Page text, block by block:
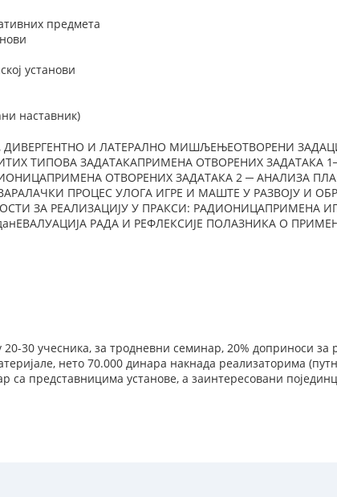
предмета
установи
наставник)
ДИВЕРГЕНТНО И ЛАТЕРАЛНО МИШЉЕЊЕОТВОРЕНИ
ТИПОВА ЗАДАТАКАПРИМЕНА ОТВОРЕНИХ ЗАДАТАКА
ОТВОРЕНИХ ЗАДАТАКА 2 ─ АНАЛИЗА
ПРОЦЕС УЛОГА ИГРЕ И МАШТЕ У РАЗВОЈУ И
ЗА РЕАЛИЗАЦИЈУ У ПРАКСИ: РАДИОНИЦАПРИМЕНА
РАДА И РЕФЛЕКСИЈЕ ПОЛАЗНИКА О
30 учесника, за тродневни семинар, 20% доприноси за
нето 70.000 динара накнада реализаторима
са представницима установе, а заинтересовани